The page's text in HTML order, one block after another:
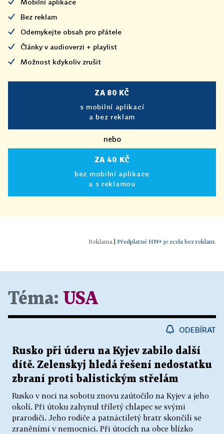
Mobilní aplikace
Bez reklam
Odemykejte obsah pro přátele
Články v audioverzi + playlist
Možnost kdykoliv zrušit
ZA 80 KČ
s mobilní aplikací
a bez reklam
nebo
ZA 40 KČ
bez mobilní aplikace
a s reklamou
Předplatné HN+ je zcela bez reklam.
Téma: USA
ODEBÍRAT
Rusko při úderu na Kyjev zabilo další
dítě. Zelenskyj hledá řešení nedostatku
zbraní proti balistickým střelám
Rusko v noci na sobotu znovu zaútočilo na Kyjev a jeho
okolí. Při útoku zahynul tříletý chlapec se svými
prarodiči. Jeho rodiče a patnáctiletý bratr skončili se
zraněními v nemocnici. Při útocích na obce blízko